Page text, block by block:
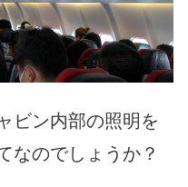
ビン内部の照明を
のでしょうか？